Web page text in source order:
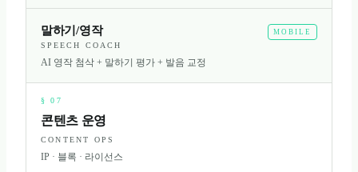
말하기/영작
MOBILE
SPEECH COACH
AI 영작 첨삭 + 말하기 평가 + 발음 교정
§07
콘텐츠 운영
CONTENT OPS
IP · 블록 · 라이선스